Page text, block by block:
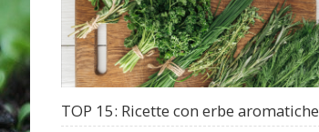
TOP 15: Ricette con erbe aromatiche